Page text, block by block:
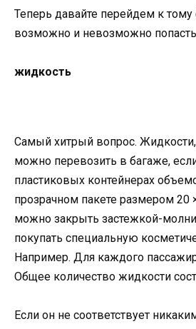
Теперь давайте перейдем к тому
возможно и невозможно
жидкость
Самый хитрый вопрос. Жидкости,
можно перевозить в багаже,
пластиковых контейнерах
прозрачном пакете размером 20
можно закрыть застежкой-
покупать специальную
Например. Для каждого
Общее количество жидкости
Если он не соответствует